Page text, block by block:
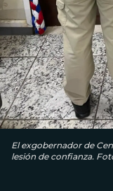
El exgobernador de
lesión de confianza.